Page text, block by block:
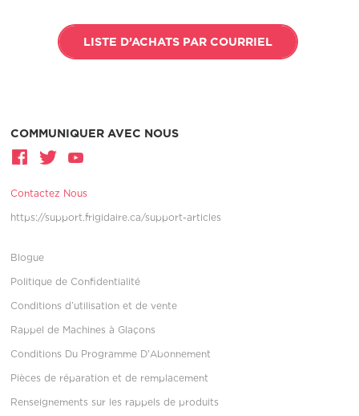
LISTE D’ACHATS PAR COURRIEL
COMMUNIQUER AVEC NOUS
Contactez Nous
https://support.frigidaire.ca/support-articles
Blogue
Politique de Confidentialité
Conditions d’utilisation et de vente
Rappel de Machines à Glaçons
Conditions Du Programme D'Abonnement
Pièces de réparation et de remplacement
Renseignements sur les rappels de produits